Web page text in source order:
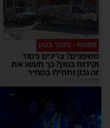
סמנטו - ניסור בטון
משפצים? צריכים ניסור
וקידוח בטון? כך תעשו את
זה נכון ותוזילו במחיר
מקודם